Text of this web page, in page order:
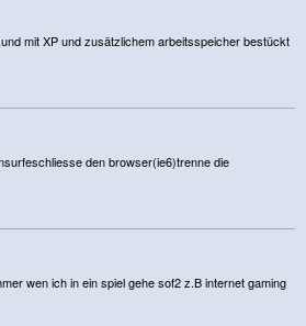
mit XP und zusätzlichem arbeitsspeicher bestückt
den browser(ie6)trenne die
wen ich in ein spiel gehe sof2 z.B internet gaming